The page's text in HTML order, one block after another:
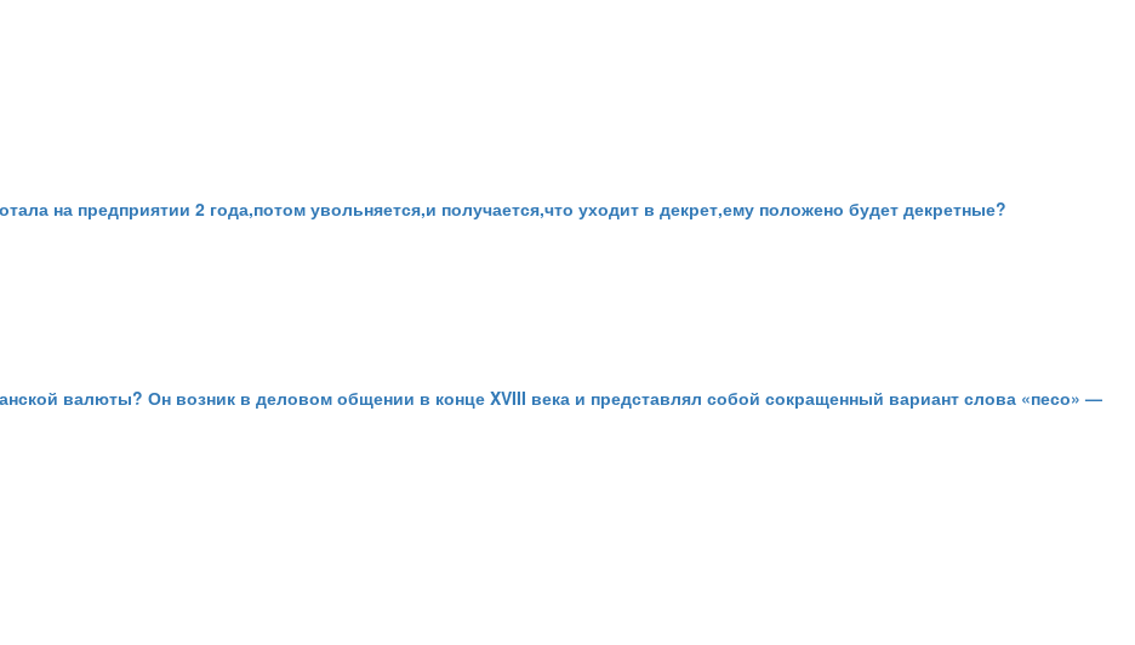
на предприятии 2 года,потом увольняется,и получается,что уходит в декрет,ему положено будет декретные?
валюты? Он возник в деловом общении в конце XVIII века и представлял собой сокращенный вариант слова «песо» —